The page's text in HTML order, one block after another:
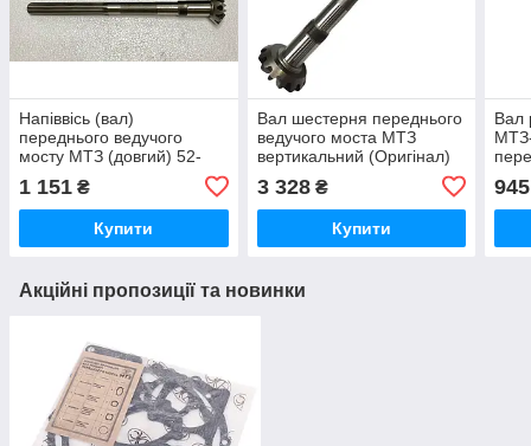
Напіввісь (вал)
переднього ведучого
мосту МТЗ (довгий) 52-
1 151 ₴
Купити
Вал шестерня переднього
ведучого моста МТЗ
вертикальний (Оригінал)
3 328₴
Купити
Вал
945
Акційні пропозиції та новинки